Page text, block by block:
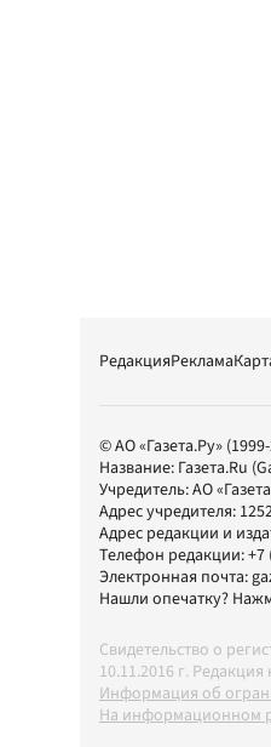
РедакцияРеклама
© АО «Газета.Ру»
Название: Газета.Ru
Учредитель:АО
Адрес учредителя:
Адрес редакции и
Телефон редакции:+7
Электронная почта:
Нашли опечатку?
Свидетельство о
10.11.2016 г.
Информация об
На информационном